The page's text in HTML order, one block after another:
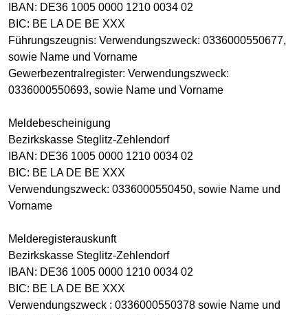
IBAN: DE36 1005 0000 1210 0034 02
BIC: BE LA DE BE XXX
Führungszeugnis: Verwendungszweck: 0336000550677,
sowie Name und Vorname
Gewerbezentralregister: Verwendungszweck:
0336000550693, sowie Name und Vorname
Meldebescheinigung
Bezirkskasse Steglitz-Zehlendorf
IBAN: DE36 1005 0000 1210 0034 02
BIC: BE LA DE BE XXX
Verwendungszweck: 0336000550450, sowie Name und
Vorname
Melderegisterauskunft
Bezirkskasse Steglitz-Zehlendorf
IBAN: DE36 1005 0000 1210 0034 02
BIC: BE LA DE BE XXX
Verwendungszweck : 0336000550378 sowie Name und